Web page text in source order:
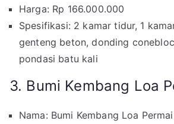
Harga: Rp 166.000.000
Spesifikasi: 2 kamar tidur, 1
genteng beton, donding
pondasi batu kali
3. Bumi Kembang Loa
Nama: Bumi Kembang Loa Permai